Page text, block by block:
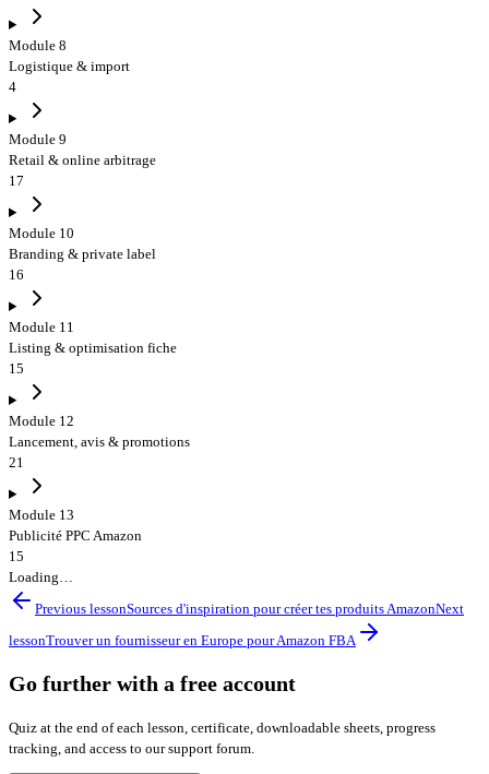
Module 8
Logistique & import
4
Module 9
Retail & online arbitrage
17
Module 10
Branding & private label
16
Module 11
Listing & optimisation fiche
15
Module 12
Lancement, avis & promotions
21
Module 13
Publicité PPC Amazon
15
Loading…
Previous lessonSources d'inspiration pour créer tes produits AmazonNext
lessonTrouver un fournisseur en Europe pour Amazon FBA
Go further with a free account
Quiz at the end of each lesson, certificate, downloadable sheets, progress
tracking, and access to our support forum.